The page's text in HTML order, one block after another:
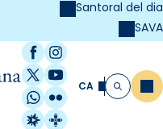
Santoral del dia
SAVA
Facebook
Instagram
X / Twitter
YouTube
WhatsApp
Flickr
Radio Estel
Catalunya
CA Cerca